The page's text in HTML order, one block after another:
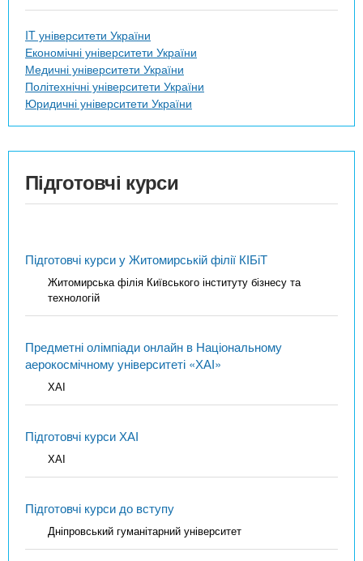
IT університети України
Економічні університети України
Медичні університети України
Політехнічні університети України
Юридичні університети України
Підготовчі курси
Підготовчі курси у Житомирській філії КІБіТ
Житомирська філія Київського інституту бізнесу та
технологій
Предметні олімпіади онлайн в Національному
аерокосмічному університеті «ХАІ»
ХАІ
Підготовчі курси ХАІ
ХАІ
Підготовчі курси до вступу
Дніпровський гуманітарний університет